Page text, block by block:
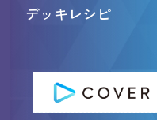
デッキレシピ